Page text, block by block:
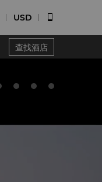
USD
查找酒店